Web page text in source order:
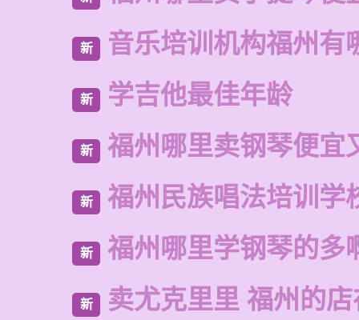
新 音乐培训机构福州有
新 学吉他最佳年龄
新 福州哪里卖钢琴便宜
新 福州民族唱法培训学
新 福州哪里学钢琴的多
新 卖尤克里里 福州的